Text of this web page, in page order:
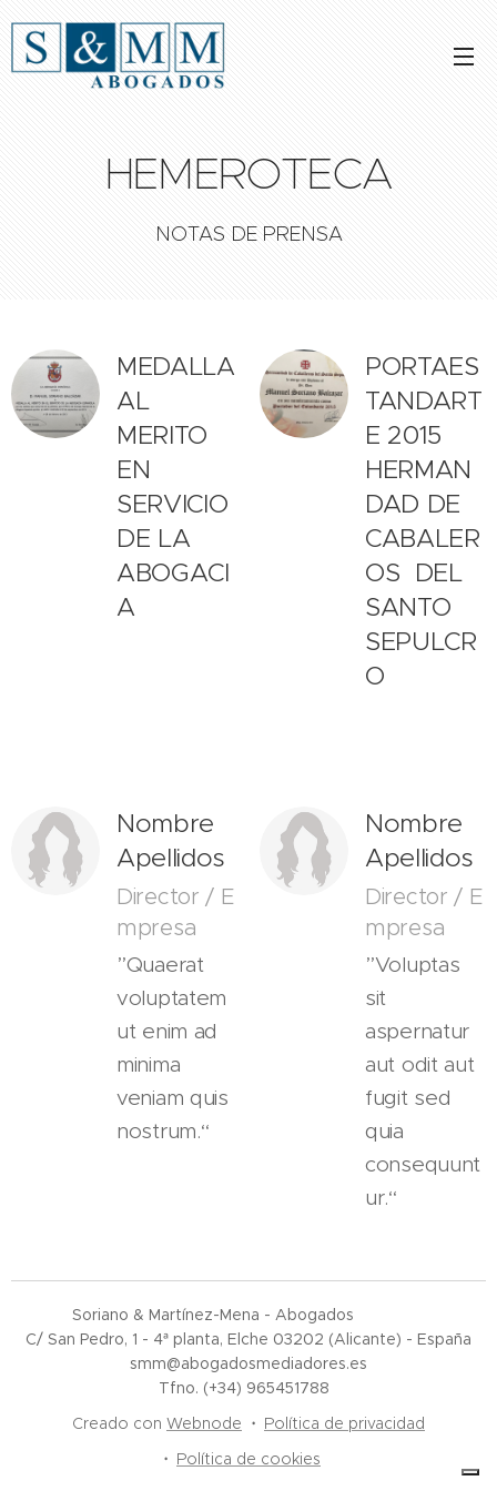
HEMEROTECA
NOTAS DE PRENSA
MEDALLA
AL
MERITO
EN
SERVICIO
DE LA
ABOGACI
A
PORTAES
TANDART
E 2015
HERMAN
DAD DE
CABALER
OS DEL
SANTO
SEPULCR
O
Nombre
Apellidos
Director / E
mpresa
”Quaerat
voluptatem
ut enim ad
minima
veniam quis
nostrum.“
Nombre
Apellidos
Director / E
mpresa
”Voluptas
sit
aspernatur
aut odit aut
fugit sed
quia
consequunt
ur.“
Soriano & Martínez-Mena - Abogados
C/ San Pedro, 1 - 4ª planta, Elche 03202 (Alicante) - España
smm@abogadosmediadores.es
Tfno. (+34) 965451788
Creado con Webnode
Política de privacidad
Política de cookies